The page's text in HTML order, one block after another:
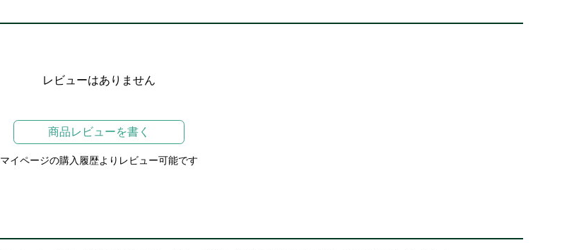
レビューはありません
商品レビューを書く
マイページの購入履歴よりレビュー可能です